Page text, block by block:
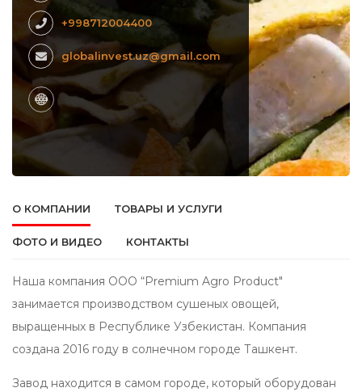
+998712004400
globalinvest.uz@gmail.com
О КОМПАНИИ ТОВАРЫ И УСЛУГИ
ФОТО И ВИДЕО КОНТАКТЫ
Наша компания ООО “Premium Agro Product"
занимается производством сушеных овощей,
выращенных в Республике Узбекистан. Компания
создана 2016 году в солнечном городе Ташкент.
Завод находится в самом городе, который оборудован